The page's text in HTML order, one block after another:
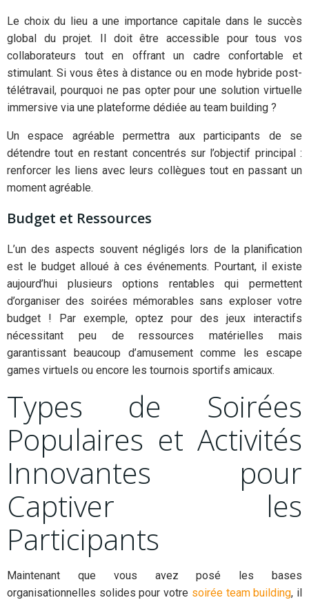
Le choix du lieu a une importance capitale dans le succès
global du projet. Il doit être accessible pour tous vos
collaborateurs tout en offrant un cadre confortable et
stimulant. Si vous êtes à distance ou en mode hybride post-
télétravail, pourquoi ne pas opter pour une solution virtuelle
immersive via une plateforme dédiée au team building ?
Un espace agréable permettra aux participants de se
détendre tout en restant concentrés sur l’objectif principal :
renforcer les liens avec leurs collègues tout en passant un
moment agréable.
Budget et Ressources
L’un des aspects souvent négligés lors de la planification
est le budget alloué à ces événements. Pourtant, il existe
aujourd’hui plusieurs options rentables qui permettent
d’organiser des soirées mémorables sans exploser votre
budget ! Par exemple, optez pour des jeux interactifs
nécessitant peu de ressources matérielles mais
garantissant beaucoup d’amusement comme les escape
games virtuels ou encore les tournois sportifs amicaux.
Types de Soirées
Populaires et Activités
Innovantes pour
Captiver les
Participants
Maintenant que vous avez posé les bases
organisationnelles solides pour votre soirée team building, il